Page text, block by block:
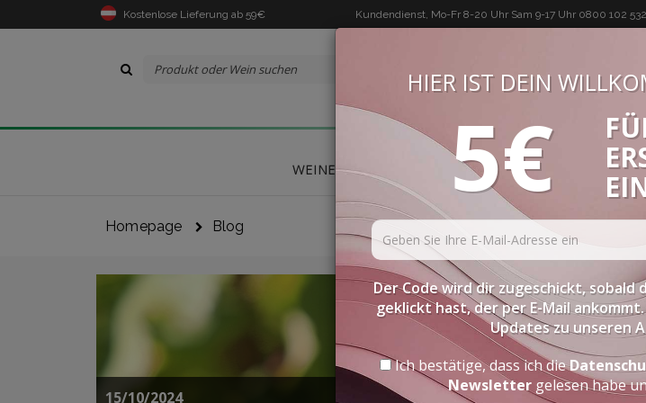
Kostenlose Lieferung ab 59€ Kundendienst, Mo-Fr 8-20 Uhr Sam 9-17 Uhr0800 102 532
BUON VINO,
WEINE DELIKATESSEN PROBIERPAKETE
Homepage Blog
15/10/2024
HIER IST DEIN
5€
Der Code wird dir zugeschickt, sobald
geklickt hast, der per E-Mail
Updates zu unseren
Ich bestätige, dass ich die
Newsletter gelesen habe